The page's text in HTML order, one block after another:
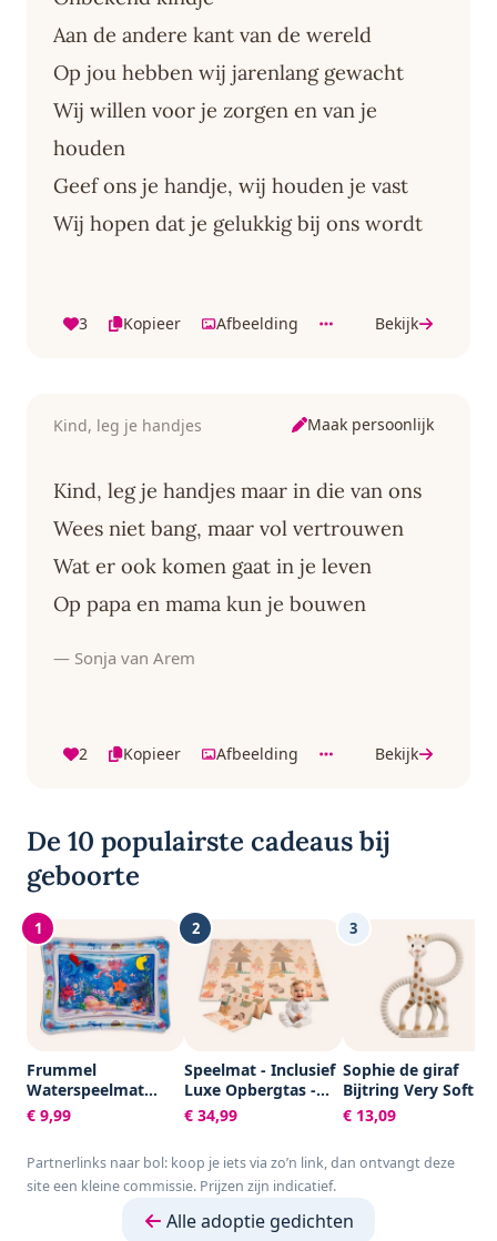
Aan de andere kant van de wereld
Op jou hebben wij jarenlang gewacht
Wij willen voor je zorgen en van je
houden
Geef ons je handje, wij houden je vast
Wij hopen dat je gelukkig bij ons wordt
3 Kopieer Afbeelding Bekijk
Kind, leg je handjes Maak persoonlijk
Kind, leg je handjes maar in die van ons
Wees niet bang, maar vol vertrouwen
Wat er ook komen gaat in je leven
Op papa en mama kun je bouwen
— Sonja van Arem
2 Kopieer Afbeelding Bekijk
De 10 populairste cadeaus bij
geboorte
1
Frummel
Waterspeelmat
Baby – Watermat –
Speelkleed –
Waterspeelgoed
Baby - Kraamcadeau
€ 9,99
2
Speelmat - Inclusief
Luxe Opbergtas -
Dubbelzijdig -
Speelkleed -
Speelkleed Baby -
Speelmat Foam -
Opvouwbaar - Beige
€ 34,99
3
Sophie de giraf
Bijtring Very Soft -
Baby speelgoed -
Kraamcadeau -
- 100% Natuurlijk
geschenkdoosje
€ 13,09
Partnerlinks naar bol: koop je iets via zo’n link, dan ontvangt deze
site een kleine commissie. Prijzen zijn indicatief.
Alle adoptie gedichten